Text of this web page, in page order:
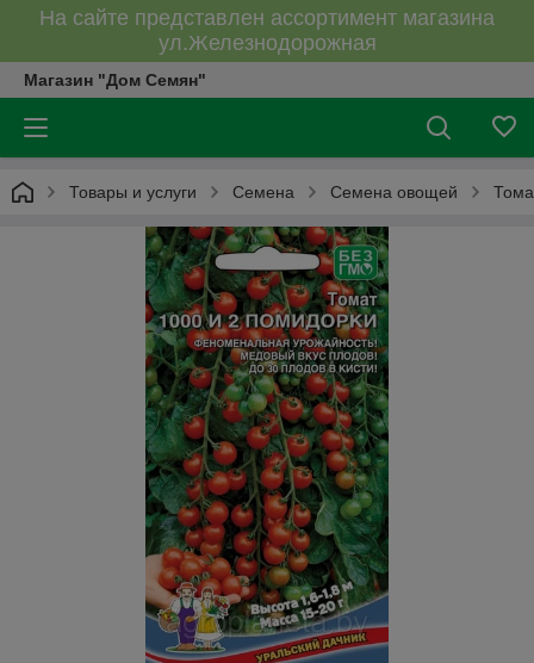
На сайте представлен ассортимент магазина
ул.Железнодорожная
Магазин "Дом Семян"
Товары и услуги Семена Семена овощей